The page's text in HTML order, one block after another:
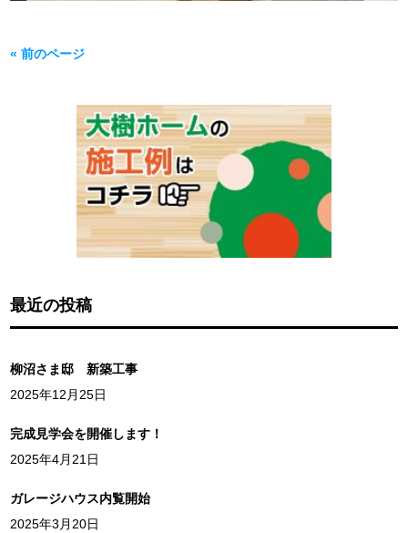
« 前のページ
最近の投稿
柳沼さま邸 新築工事
2025年12月25日
完成見学会を開催します！
2025年4月21日
ガレージハウス内覧開始
2025年3月20日